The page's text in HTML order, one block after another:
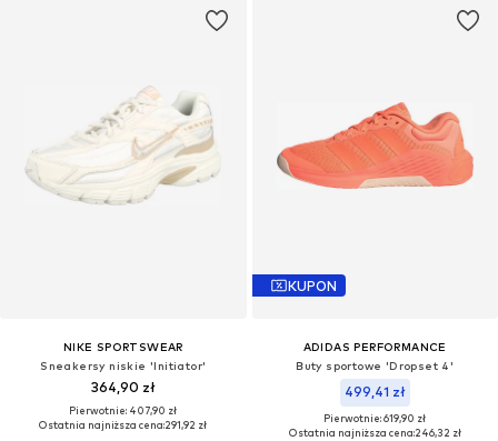
NIKE SPORTSWEAR
Sneakersy niskie 'Initiator'
364,90 zł
Pierwotnie: 407,90 zł
Ostatnia najniższa cena:291,92 zł
KUPON
ADIDAS PERFORMANCE
Buty sportowe 'Dropset 4'
499,41 zł
Pierwotnie: 619,90 zł
Ostatnia najniższa cena:246,32 zł